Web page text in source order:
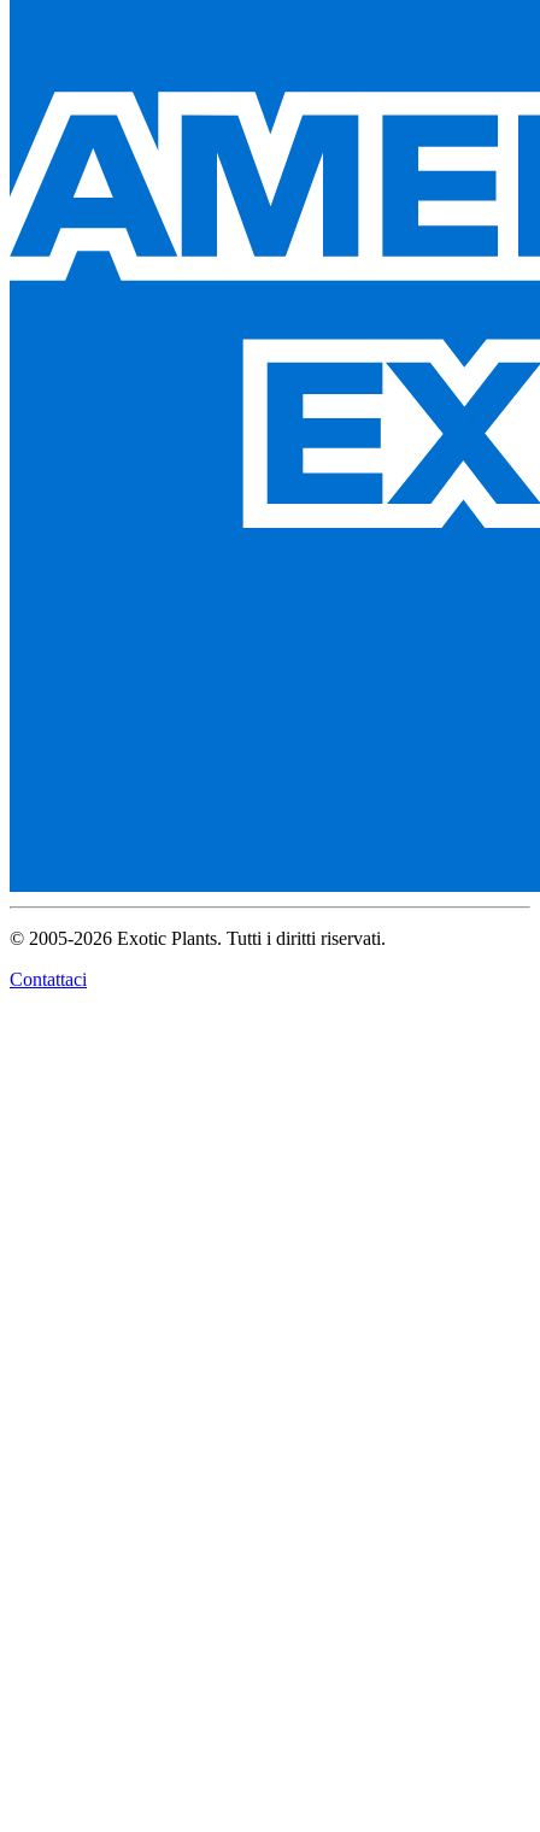
© 2005-2026 Exotic Plants. Tutti i diritti riservati.
Contattaci